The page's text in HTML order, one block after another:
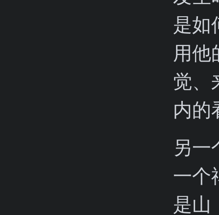
是如
用他
觉、
内的
另一
一个
是山